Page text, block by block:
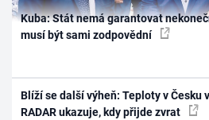
Kuba: Stát nemá garantovat
musí být sami zodpovědní
Blíží se další výheň: Teploty v Česku
RADAR ukazuje, kdy přijde zvrat